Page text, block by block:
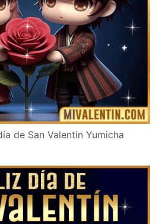
de San Valentin Yumicha